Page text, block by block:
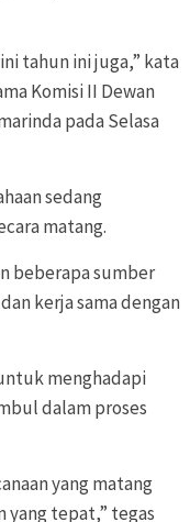
tahun ini juga,” kata
Komisi II Dewan
pada Selasa
sedang
matang.
beberapa sumber
kerja sama dengan
menghadapi
dalam proses
yang matang
tepat,” tegas